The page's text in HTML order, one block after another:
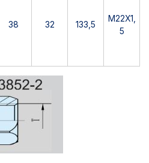
38 32 133,5
M22X1,
5